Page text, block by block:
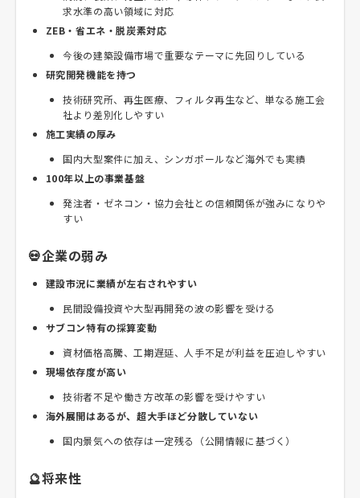
求水準の高い領域に対応
ZEB・省エネ・脱炭素対応
今後の建築設備市場で重要なテーマに先回りしている
研究開発機能を持つ
技術研究所、再生医療、フィルタ再生など、単なる施工会
社より差別化しやすい
施工実績の厚み
国内大型案件に加え、シンガポールなど海外でも実績
100年以上の事業基盤
発注者・ゼネコン・協力会社との信頼関係が強みになりや
すい
💀企業の弱み
建設市況に業績が左右されやすい
民間設備投資や大型再開発の波の影響を受ける
サブコン特有の採算変動
資材価格高騰、工期遅延、人手不足が利益を圧迫しやすい
現場依存度が高い
技術者不足や働き方改革の影響を受けやすい
海外展開はあるが、超大手ほど分散していない
国内景気への依存は一定残る（公開情報に基づく）
🔮将来性